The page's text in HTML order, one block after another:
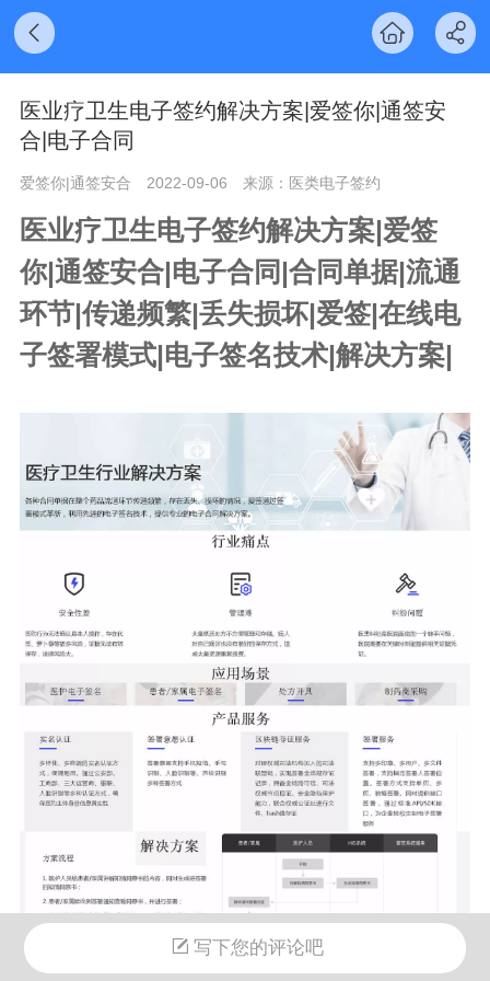
医业疗卫生电子签约解决方案|爱签你|通签安
合|电子合同
爱签你|通签安合 2022-09-06 来源：医类电子签约
医业疗卫生电子签约解决方案|爱签
你|通签安合|电子合同|合同单据|流通
环节|传递频繁|丢失损坏|爱签|在线电
子签署模式|电子签名技术|解决方案|
写下您的评论吧